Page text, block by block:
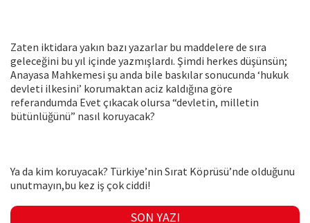
Zaten iktidara yakın bazı yazarlar bu maddelere de sıra
geleceğini bu yıl içinde yazmışlardı. Şimdi herkes düşünsün;
Anayasa Mahkemesi şu anda bile baskılar sonucunda ‘hukuk
devleti ilkesini’ korumaktan aciz kaldığına göre
referandumda Evet çıkacak olursa “devletin, milletin
bütünlüğünü” nasıl koruyacak?
Ya da kim koruyacak? Türkiye’nin Sırat Köprüsü’nde olduğunu
unutmayın,bu kez iş çok ciddi!
SON YAZI